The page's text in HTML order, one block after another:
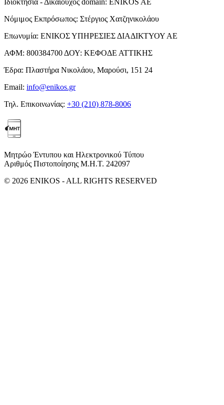
Ιδιοκτησία - Δικαιούχος domain: ENIKOS AE
Νόμιμος Εκπρόσωπος: Στέργιος Χατζηνικολάου
Επωνυμία: ΕΝΙΚΟΣ ΥΠΗΡΕΣΙΕΣ ΔΙΑΔΙΚΤΥΟΥ ΑΕ
ΑΦΜ: 800384700 ΔΟΥ: ΚΕΦΟΔΕ ΑΤΤΙΚΗΣ
Έδρα: Πλαστήρα Νικολάου, Μαρούσι, 151 24
Email: info@enikos.gr
Τηλ. Επικοινωνίας: +30 (210) 878-8006
Μητρώο Έντυπου και Ηλεκτρονικού Τύπου
Αριθμός Πιστοποίησης Μ.Η.Τ. 242097
© 2026 ENIKOS - ALL RIGHTS RESERVED